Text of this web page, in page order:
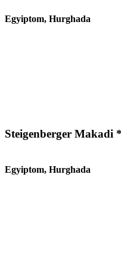
Egyiptom, Hurghada
Steigenberger
Egyiptom, Hurghada